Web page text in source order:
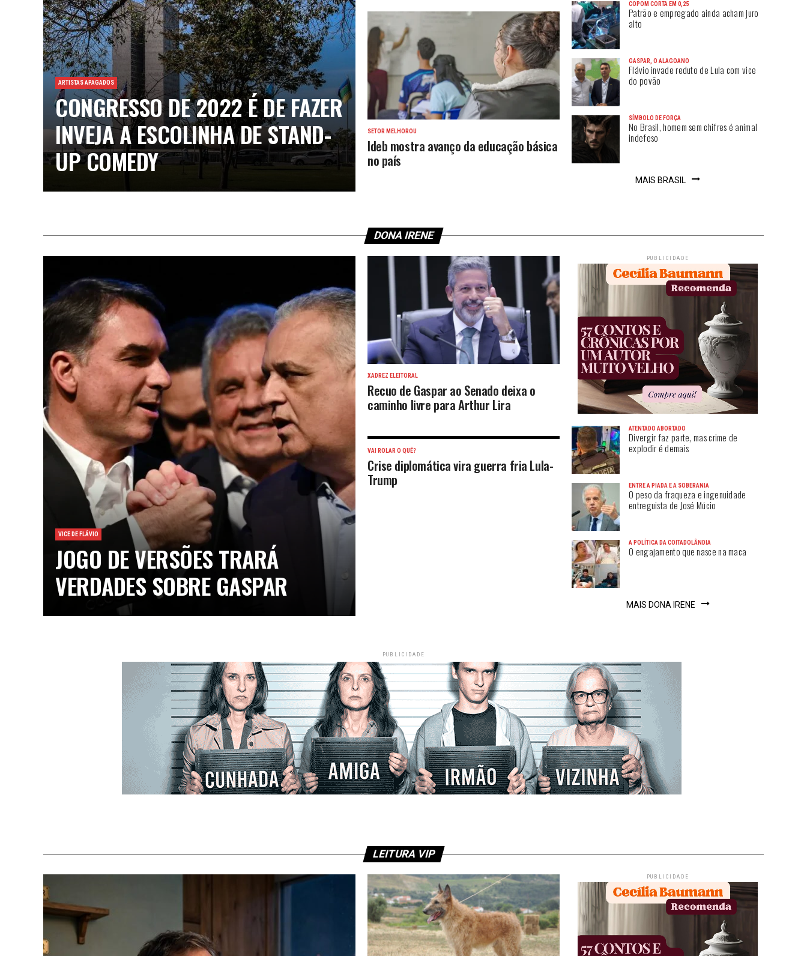
ARTISTAS APAGADOS
CONGRESSO DE 2022 É DE FAZER
INVEJA A ESCOLINHA DE STAND-
UP COMEDY
SETOR MELHOROU
Ideb mostra avanço da educação básica
no país
COPOM CORTA EM 0,25
Patrão e empregado ainda acham juro
alto
GASPAR, O ALAGOANO
Flávio invade reduto de Lula com vice
do povão
SÍMBOLO DE FORÇA
No Brasil, homem sem chifres é animal
indefeso
MAIS BRASIL
DONA IRENE
VICE DE FLÁVIO
JOGO DE VERSÕES TRARÁ
VERDADES SOBRE GASPAR
XADREZ ELEITORAL
Recuo de Gaspar ao Senado deixa o
caminho livre para Arthur Lira
VAI ROLAR O QUÊ?
Crise diplomática vira guerra fria Lula-
Trump
PUBLICIDADE
ATENTADO ABORTADO
Divergir faz parte, mas crime de
explodir é demais
ENTRE A PIADA E A SOBERANIA
O peso da fraqueza e ingenuidade
entreguista de José Múcio
A POLÍTICA DA COITADOLÂNDIA
O engajamento que nasce na maca
MAIS DONA IRENE
PUBLICIDADE
LEITURA VIP
PUBLICIDADE